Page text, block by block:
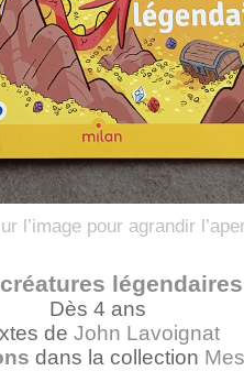
l’image pour agrandir
légendaires
Dès 4 ans
de John Lavoignat
dans la collection